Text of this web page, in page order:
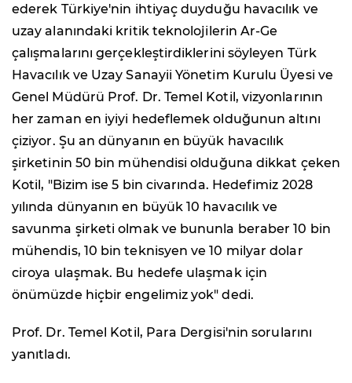
ederek Türkiye'nin ihtiyaç duyduğu havacılık ve
uzay alanındaki kritik teknolojilerin Ar-Ge
çalışmalarını gerçekleştirdiklerini söyleyen Türk
Havacılık ve Uzay Sanayii Yönetim Kurulu Üyesi ve
Genel Müdürü Prof. Dr. Temel Kotil, vizyonlarının
her zaman en iyiyi hedeflemek olduğunun altını
çiziyor. Şu an dünyanın en büyük havacılık
şirketinin 50 bin mühendisi olduğuna dikkat çeken
Kotil, "Bizim ise 5 bin civarında. Hedefimiz 2028
yılında dünyanın en büyük 10 havacılık ve
savunma şirketi olmak ve bununla beraber 10 bin
mühendis, 10 bin teknisyen ve 10 milyar dolar
ciroya ulaşmak. Bu hedefe ulaşmak için
önümüzde hiçbir engelimiz yok" dedi.
Prof. Dr. Temel Kotil, Para Dergisi'nin sorularını
yanıtladı.